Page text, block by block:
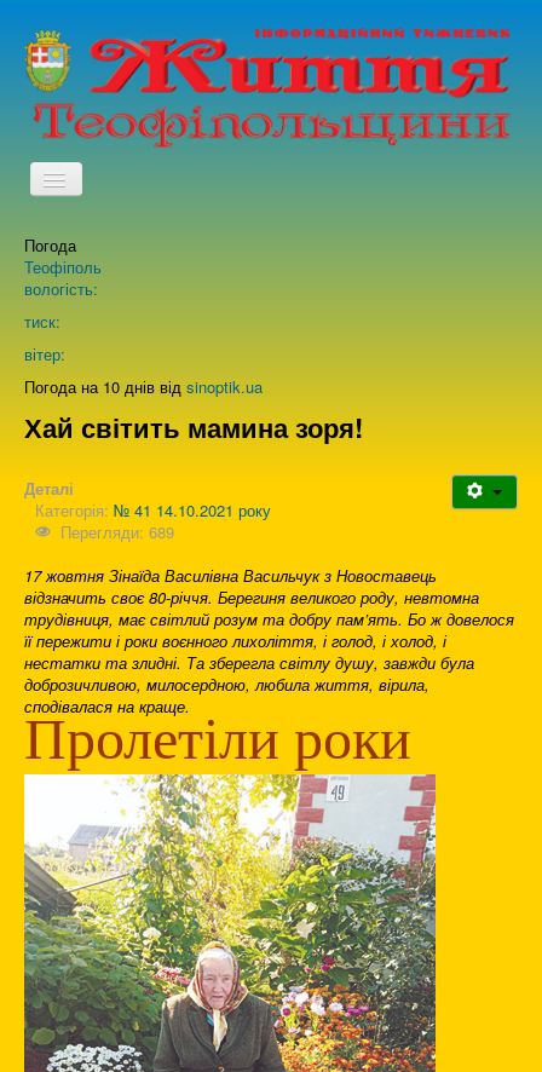
TPL_PROTOSTAR_TOGGLE_MENU
Про нас
Зворотній зв'язок
Погода
Теофіполь
вологість:
тиск:
вітер:
Погода на 10 днів від sinoptik.ua
Хай світить мамина зоря!
Деталі
Категорія: № 41 14.10.2021 року
Перегляди: 689
17 жовтня Зінаїда Василівна Васильчук з Новоставець
відзначить своє 80-річчя. Берегиня великого роду, невтомна
трудівниця, має світлий розум та добру пам’ять. Бо ж довелося
її пережити і роки воєнного лихоліття, і голод, і холод, і
нестатки та злидні. Та зберегла світлу душу, завжди була
доброзичливою, милосердною, любила життя, вірила,
сподівалася на краще.
Пролетіли роки